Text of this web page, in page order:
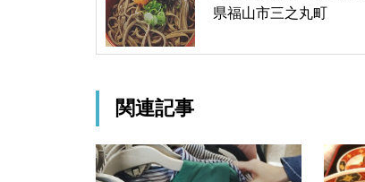
県福山市三之丸町
関連記事